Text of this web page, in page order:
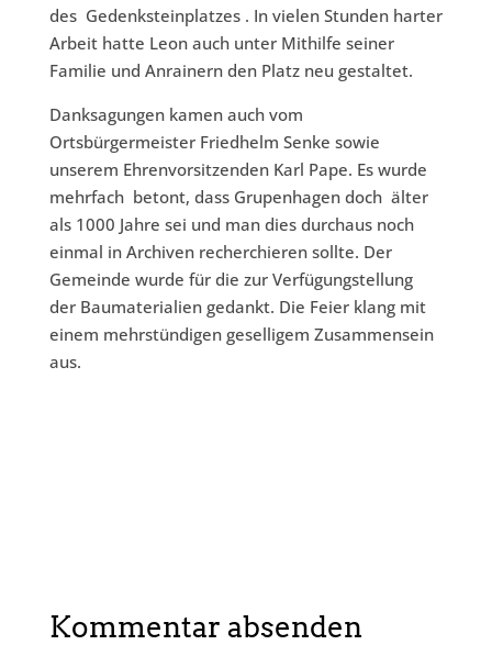
des Gedenksteinplatzes . In vielen Stunden harter
Arbeit hatte Leon auch unter Mithilfe seiner
Familie und Anrainern den Platz neu gestaltet.
Danksagungen kamen auch vom
Ortsbürgermeister Friedhelm Senke sowie
unserem Ehrenvorsitzenden Karl Pape. Es wurde
mehrfach betont, dass Grupenhagen doch älter
als 1000 Jahre sei und man dies durchaus noch
einmal in Archiven recherchieren sollte. Der
Gemeinde wurde für die zur Verfügungstellung
der Baumaterialien gedankt. Die Feier klang mit
einem mehrstündigen geselligem Zusammensein
aus.
Kommentar absenden